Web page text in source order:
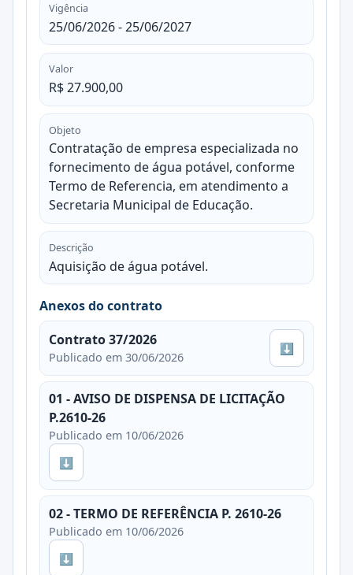
Vigência
25/06/2026 - 25/06/2027
Valor
R$ 27.900,00
Objeto
Contratação de empresa especializada no
fornecimento de água potável, conforme
Termo de Referencia, em atendimento a
Secretaria Municipal de Educação.
Descrição
Aquisição de água potável.
Anexos do contrato
Contrato 37/2026
Publicado em 30/06/2026
⬇
01 - AVISO DE DISPENSA DE LICITAÇÃO
P.2610-26
Publicado em 10/06/2026
⬇
02 - TERMO DE REFERÊNCIA P. 2610-26
Publicado em 10/06/2026
⬇